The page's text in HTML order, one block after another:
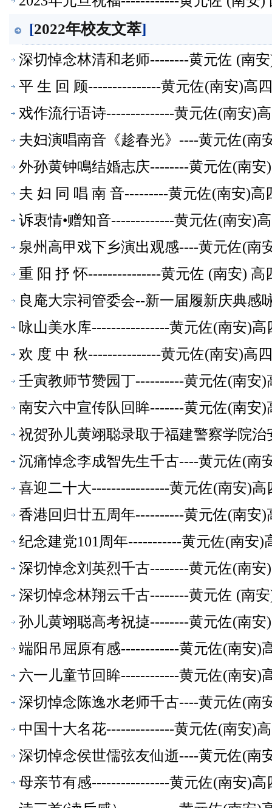
[2022年校友文萃]
深切悼念林清和老师--------黄元佐 (南
平 生 回 顾---------------黄元佐(南安)高
戏作流行语诗--------------黄元佐(南安)
夫妇演唱南音《趁春光》----黄元佐(南
外孙黄钟鳴结婚志庆--------黄元佐(南
夫 妇 同 唱 南 音---------黄元佐(南安)
诉衷情•赠知音-------------黄元佐(南安)
泉州高甲戏下乡演出观感----黄元佐(南
重 阳 抒 怀---------------黄元佐 (南安)
良庵大宗祠管委会--新一届履新庆典感
【校友文萃】
咏山美水库----------------黄元佐(南安)
欢 度 中 秋---------------黄元佐(南安)高
壬寅教师节赞园丁----------黄元佐(南安
南安六中宣传队回眸-------黄元佐(南安
祝贺孙儿黄翊聪录取于福建警察学院
教师【校友文萃】
沉痛悼念李成智先生千古----黄元佐(南
喜迎二十大----------------黄元佐(南安)
香港回归廿五周年----------黄元佐(南安
纪念建党101周年-----------黄元佐(南安
深切悼念刘英烈千古--------黄元佐(南
深切悼念林翔云千古--------黄元佐 (南
孙儿黄翊聪高考祝㨗--------黄元佐(南
端阳吊屈原有感------------黄元佐(南安)
六一儿童节回眸------------黄元佐(南安)
深切悼念陈逸水老师千古----黄元佐(南
中国十大名花--------------黄元佐(南安)
深切悼念侯世儒弦友仙逝----黄元佐(南
母亲节有感----------------黄元佐(南安)